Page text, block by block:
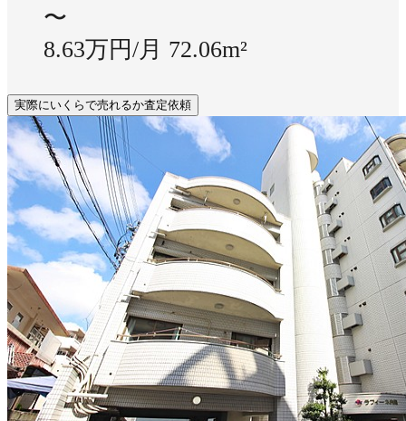
〜
8.63万円/月 72.06m²
実際にいくらで売れるか査定依頼